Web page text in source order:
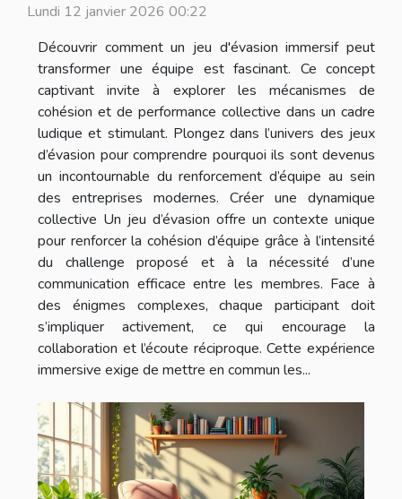
Lundi 12 janvier 2026 00:22
Découvrir comment un jeu d'évasion immersif peut
transformer une équipe est fascinant. Ce concept
captivant invite à explorer les mécanismes de
cohésion et de performance collective dans un cadre
ludique et stimulant. Plongez dans l’univers des jeux
d’évasion pour comprendre pourquoi ils sont devenus
un incontournable du renforcement d’équipe au sein
des entreprises modernes. Créer une dynamique
collective Un jeu d’évasion offre un contexte unique
pour renforcer la cohésion d’équipe grâce à l’intensité
du challenge proposé et à la nécessité d’une
communication efficace entre les membres. Face à
des énigmes complexes, chaque participant doit
s’impliquer activement, ce qui encourage la
collaboration et l’écoute réciproque. Cette expérience
immersive exige de mettre en commun les...